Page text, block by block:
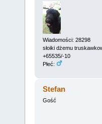
Wiadomości: 28298
słoiki dżemu
+65535/-10
Płeć:
Stefan
Gość